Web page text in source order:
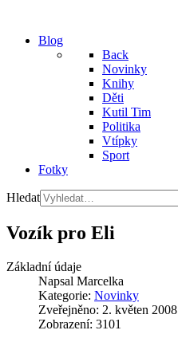
Blog
Back
Novinky
Knihy
Děti
Kutil Tim
Politika
Vtípky
Sport
Fotky
Hledat
Vozík pro Eli
Základní údaje
Napsal Marcelka
Kategorie: Novinky
Zveřejněno: 2. květen 2008
Zobrazení: 3101